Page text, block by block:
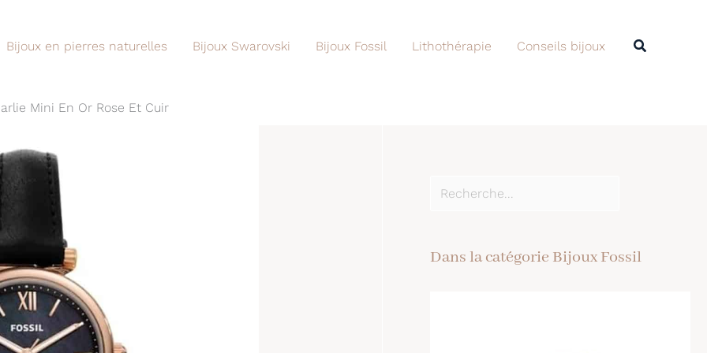
Bijoux en pierres naturelles Bijoux Swarovski Bijoux Fossil Lithothérapie Conseils bijoux
Mini En Or Rose Et Cuir
Dans la catégorie Bijoux Fossil